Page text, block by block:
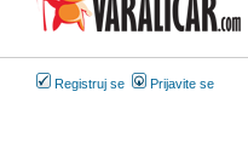
Registruj se Prijavite se